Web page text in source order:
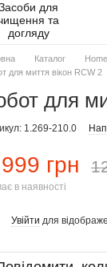
для
та
догляду
Каталог
для миття вікон RCW 2
для
1.269-210.0
грн
в наявності
Увійти для